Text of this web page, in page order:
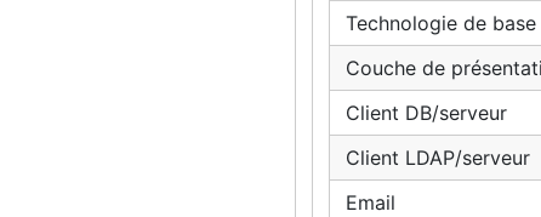
Technologie de base
Couche de
Client DB/serveur
Client LDAP/serveur
Email